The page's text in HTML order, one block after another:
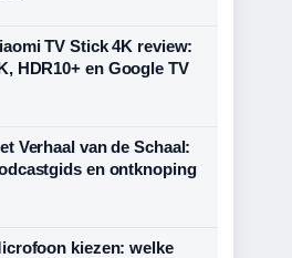
TV Stick 4K review:
HDR10+ en Google TV
Verhaal van de Schaal:
en ontknoping
kiezen: welke